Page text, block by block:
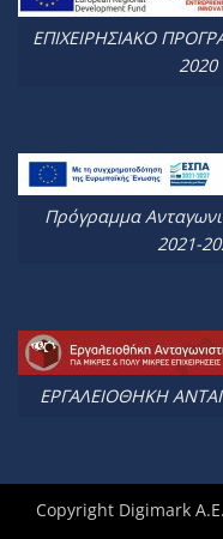
ΕΠΙΧΕΙΡΗΣΙΑΚΟ
2020
Πρόγραμμα
2021-
ΕΡΓΑΛΕΙΟΘΗΚΗ
Copyright Digimark